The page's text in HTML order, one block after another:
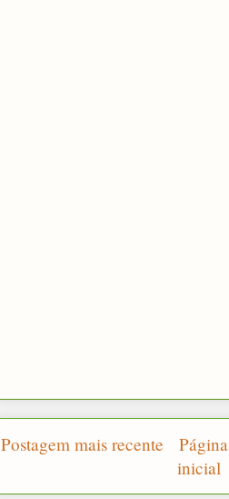
Postagem mais recente
Página
inicial